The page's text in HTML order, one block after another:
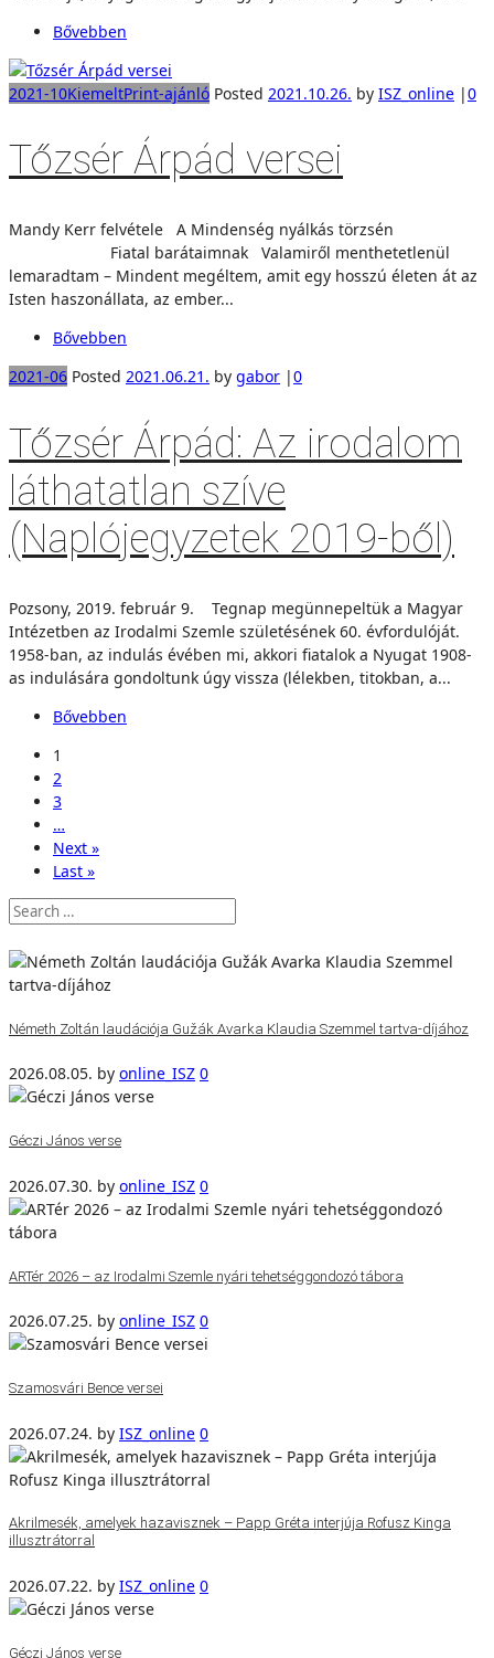
Bővebben
2021-10KiemeltPrint-ajánló Posted 2021.10.26. by ISZ_online |0
Tőzsér Árpád versei
Mandy Kerr felvétele A Mindenség nyálkás törzsén
Fiatal barátaimnak Valamiről menthetetlenül
lemaradtam – Mindent megéltem, amit egy hosszú életen át az
Isten haszonállata, az ember...
Bővebben
2021-06 Posted 2021.06.21. by gabor |0
Tőzsér Árpád: Az irodalom
láthatatlan szíve
(Naplójegyzetek 2019-ből)
Pozsony, 2019. február 9. Tegnap megünnepeltük a Magyar
Intézetben az Irodalmi Szemle születésének 60. évfordulóját.
1958-ban, az indulás évében mi, akkori fiatalok a Nyugat 1908-
as indulására gondoltunk úgy vissza (lélekben, titokban, a...
Bővebben
1
2
3
…
Next »
Last »
Németh Zoltán laudációja Gužák Avarka Klaudia Szemmel tartva-díjához
2026.08.05. by online_ISZ 0
Géczi János verse
2026.07.30. by online_ISZ 0
ARTér 2026 – az Irodalmi Szemle nyári tehetséggondozó tábora
2026.07.25. by online_ISZ 0
Szamosvári Bence versei
2026.07.24. by ISZ_online 0
Akrilmesék, amelyek hazavisznek – Papp Gréta interjúja Rofusz Kinga
illusztrátorral
2026.07.22. by ISZ_online 0
Géczi János verse